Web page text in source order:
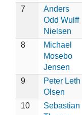
7
Anders
Odd Wulff
Nielsen
8
Michael
Mosebo
Jensen
9
Peter Leth
Olsen
10
Sebastian